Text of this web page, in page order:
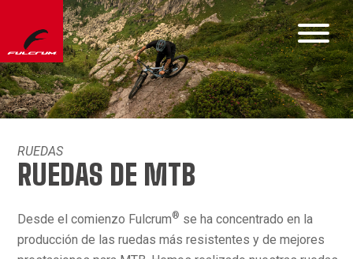
RUEDAS
RUEDAS DE MTB
Desde el comienzo Fulcrum® se ha concentrado en la
producción de las ruedas más resistentes y de mejores